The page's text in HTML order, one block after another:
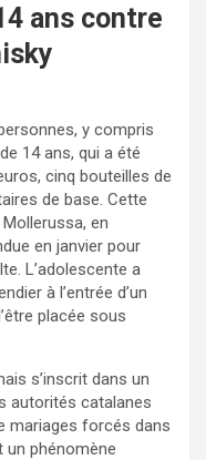
ans contre
y compris
14 ans, qui a été
cinq bouteilles de
de base. Cette
en
en janvier pour
L’adolescente a
à l’entrée d’un
placée sous
s’inscrit dans un
autorités catalanes
mariages forcés dans
un phénomène